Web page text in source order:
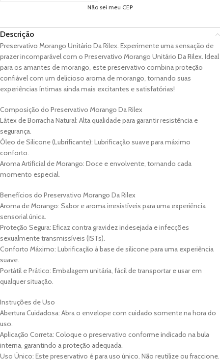
Não sei meu CEP
Descrição
Preservativo Morango Unitário Da Rilex. Experimente uma sensação de
prazer incomparável com o Preservativo Morango Unitário Da Rilex. Ideal
para os amantes de morango, este preservativo combina proteção
confiável com um delicioso aroma de morango, tornando suas
experiências íntimas ainda mais excitantes e satisfatórias!
Composição do Preservativo Morango Da Rilex
Látex de Borracha Natural: Alta qualidade para garantir resistência e
segurança.
Óleo de Silicone (Lubrificante): Lubrificação suave para máximo
conforto.
Aroma Artificial de Morango: Doce e envolvente, tornando cada
momento especial.
Benefícios do Preservativo Morango Da Rilex
Aroma de Morango: Sabor e aroma irresistíveis para uma experiência
sensorial única.
Proteção Segura: Eficaz contra gravidez indesejada e infecções
sexualmente transmissíveis (ISTs).
Conforto Máximo: Lubrificação à base de silicone para uma experiência
suave.
Portátil e Prático: Embalagem unitária, fácil de transportar e usar em
qualquer situação.
Instruções de Uso
Abertura Cuidadosa: Abra o envelope com cuidado somente na hora do
uso.
Aplicação Correta: Coloque o preservativo conforme indicado na bula
interna, garantindo a proteção adequada.
Uso Único: Este preservativo é para uso único. Não reutilize ou fraccione.